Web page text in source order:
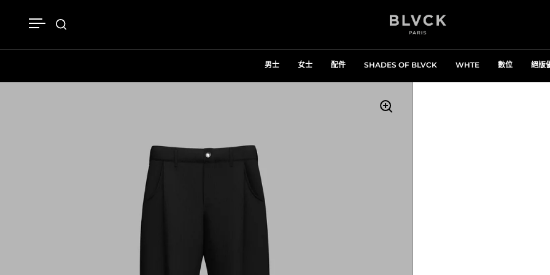
開啟選單開啟搜尋
男士 女士 配件 SHADES OF BLVCK WHTE 數位 絕版